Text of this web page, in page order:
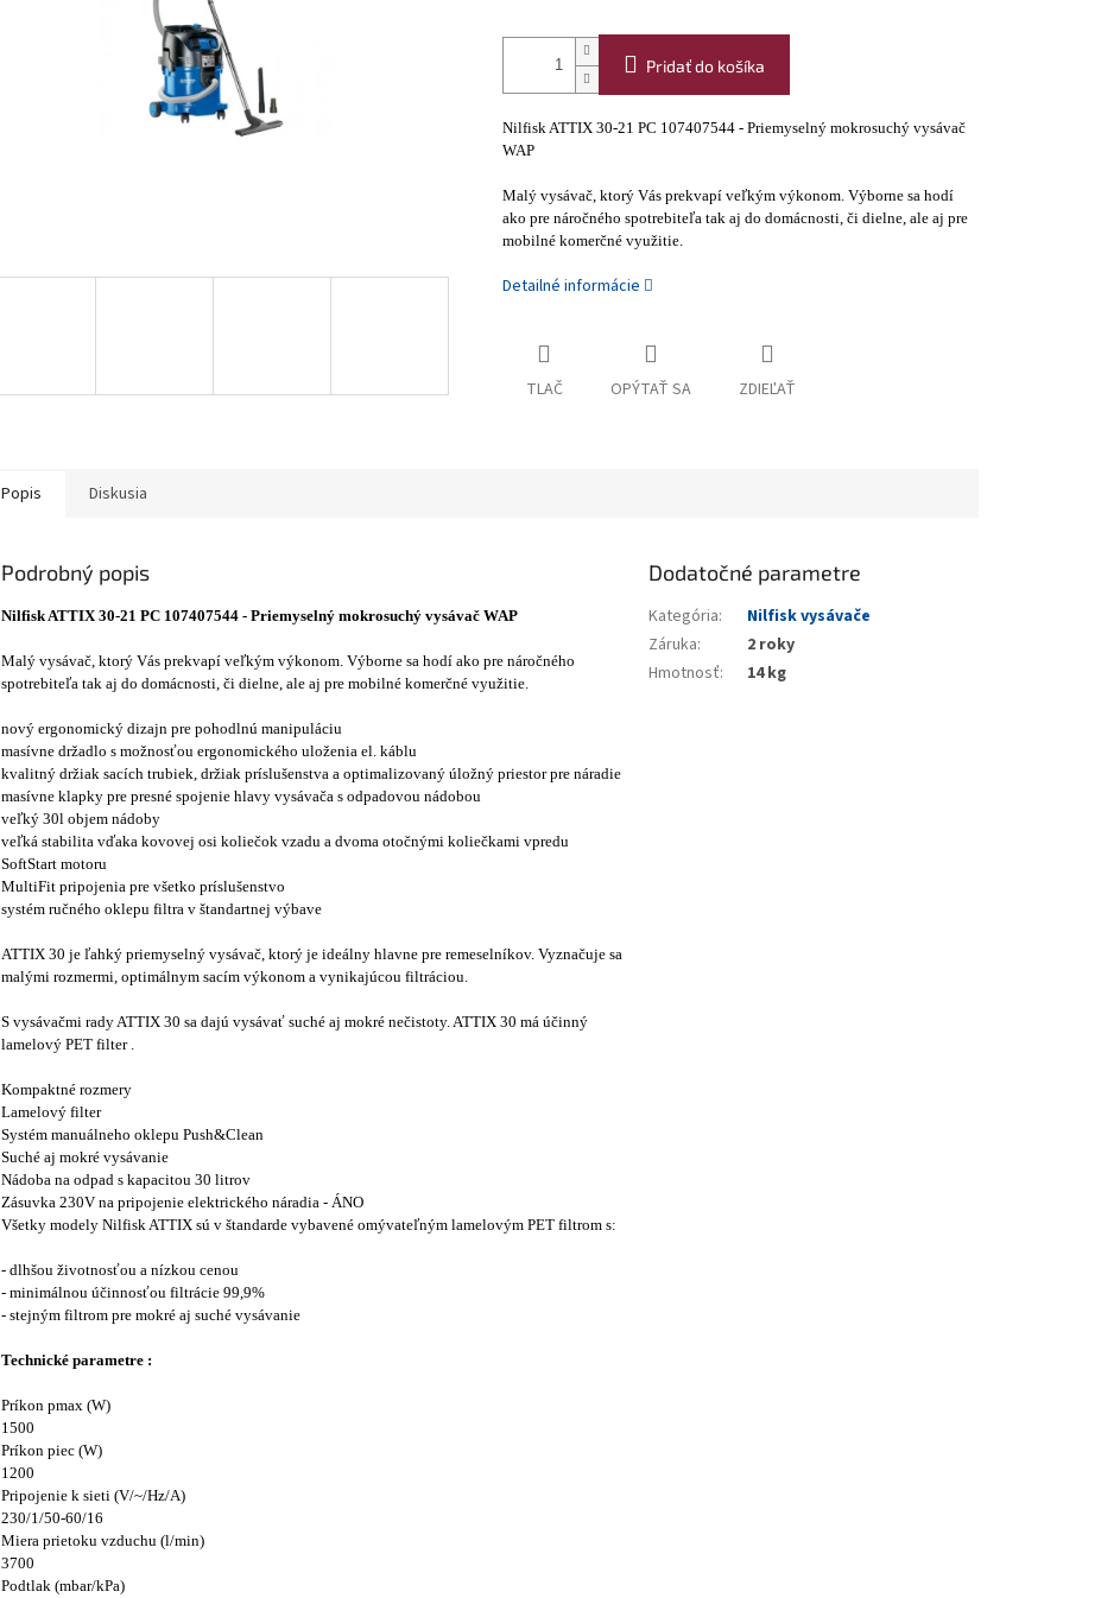
Pridať do košíka
Nilfisk ATTIX 30-21 PC 107407544 - Priemyselný mokrosuchý vysávač
WAP
Malý vysávač, ktorý Vás prekvapí veľkým výkonom. Výborne sa hodí
ako pre náročného spotrebiteľa tak aj do domácnosti, či dielne, ale aj pre
mobilné komerčné využitie.
Detailné informácie
TLAČ OPÝTAŤ SA ZDIEĽAŤ
Popis Diskusia
Podrobný popis
Nilfisk ATTIX 30-21 PC 107407544 - Priemyselný mokrosuchý vysávač WAP
Malý vysávač, ktorý Vás prekvapí veľkým výkonom. Výborne sa hodí ako pre náročného
spotrebiteľa tak aj do domácnosti, či dielne, ale aj pre mobilné komerčné využitie.
nový ergonomický dizajn pre pohodlnú manipuláciu
masívne držadlo s možnosťou ergonomického uloženia el. káblu
kvalitný držiak sacích trubiek, držiak príslušenstva a optimalizovaný úložný priestor pre náradie
masívne klapky pre presné spojenie hlavy vysávača s odpadovou nádobou
veľký 30l objem nádoby
veľká stabilita vďaka kovovej osi koliečok vzadu a dvoma otočnými koliečkami vpredu
SoftStart motoru
MultiFit pripojenia pre všetko príslušenstvo
systém ručného oklepu filtra v štandartnej výbave
ATTIX 30 je ľahký priemyselný vysávač, ktorý je ideálny hlavne pre remeselníkov. Vyznačuje sa
malými rozmermi, optimálnym sacím výkonom a vynikajúcou filtráciou.
S vysávačmi rady ATTIX 30 sa dajú vysávať suché aj mokré nečistoty. ATTIX 30 má účinný
lamelový PET filter .
Kompaktné rozmery
Lamelový filter
Systém manuálneho oklepu Push&Clean
Suché aj mokré vysávanie
Nádoba na odpad s kapacitou 30 litrov
Zásuvka 230V na pripojenie elektrického náradia - ÁNO
​Všetky modely Nilfisk ATTIX sú v štandarde vybavené omývateľným lamelovým PET filtrom s:
- dlhšou životnosťou a nízkou cenou
- minimálnou účinnosťou filtrácie 99,9%
- stejným filtrom pre mokré aj suché vysávanie
Technické parametre :
Príkon pmax (W)
1500
Príkon piec (W)
1200
Pripojenie k sieti (V/~/Hz/A)
230/1/50-60/16
Miera prietoku vzduchu (l/min)
3700
Podtlak (mbar/kPa)
Dodatočné parametre
Kategória:
Nilfisk vysávače
Záruka:
2 roky
Hmotnosť: 14 kg